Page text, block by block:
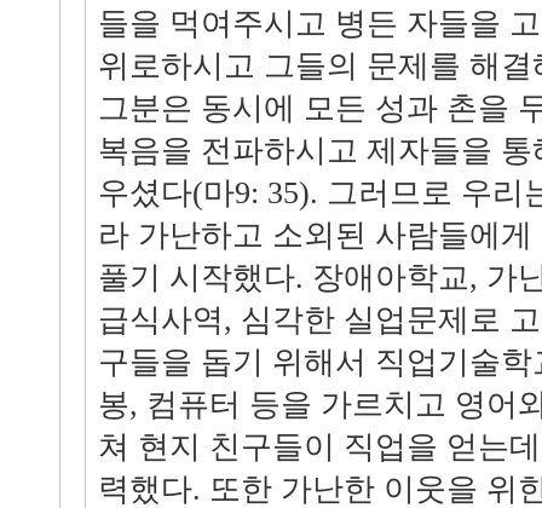
들을 먹여주시고 병든 자들을
위로하시고 그들의 문제를 해
그분은 동시에 모든 성과 촌을
복음을 전파하시고 제자들을
우셨다(마9: 35). 그러므로 우리
라 가난하고 소외된 사람들에
풀기 시작했다. 장애아학교, 가
급식사역, 심각한 실업문제로
구들을 돕기 위해서 직업기술
봉, 컴퓨터 등을 가르치고 영어
쳐 현지 친구들이 직업을 얻는
력했다. 또한 가난한 이웃을 위